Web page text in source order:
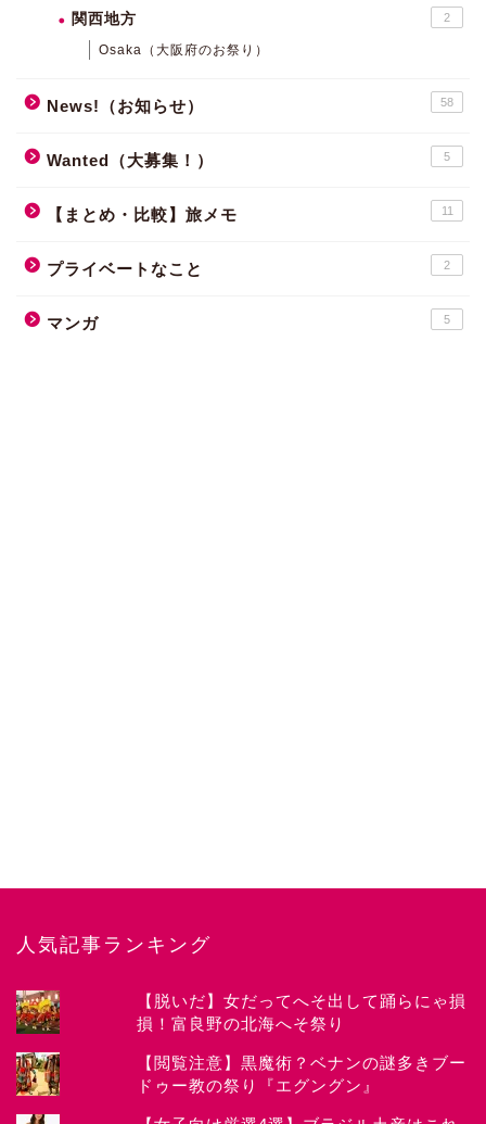
関西地方 2
Osaka（大阪府のお祭り）
News!（お知らせ） 58
Wanted（大募集！） 5
【まとめ・比較】旅メモ 11
プライベートなこと 2
マンガ 5
人気記事ランキング
【脱いだ】女だってへそ出して踊らにゃ損
損！富良野の北海へそ祭り
【閲覧注意】黒魔術？ベナンの謎多きブー
ドゥー教の祭り『エグングン』
News
about CHIYOKO